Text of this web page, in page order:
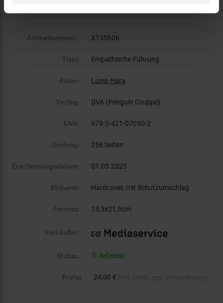
Artikelnummer: X135606
Titel: Empathische Führung
Autor: Lunia Hara
Verlag: DVA (Penguin Gruppe)
EAN: 978-3-421-07030-2
Umfang: 256 Seiten
Erscheinungsdatum: 01.05.2025
Einband: Hardcover, mit Schutzumschlag
Format: 13,5x21,5cm
Verkäufer:
Status: lieferbar
Preis: 24,00 €